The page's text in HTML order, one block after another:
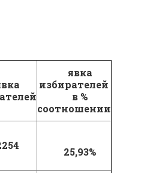
явка
избирателей
в %
соотношении
25,93%